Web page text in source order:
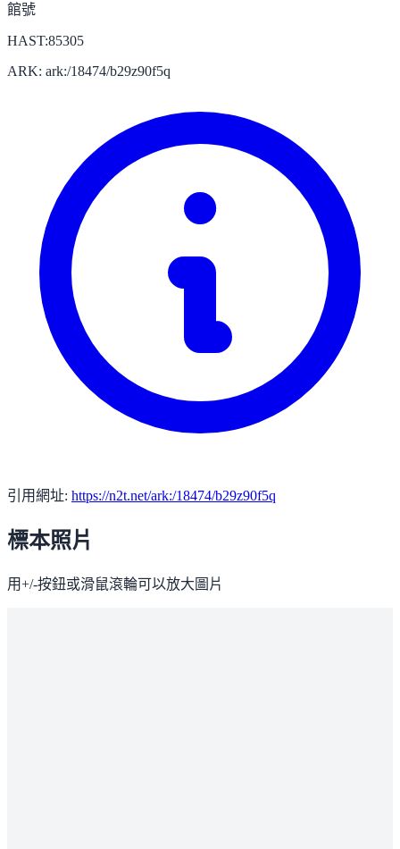
館號
HAST:85305
ARK: ark:/18474/b29z90f5q
引用網址: https://n2t.net/ark:/18474/b29z90f5q
標本照片
用+/-按鈕或滑鼠滾輪可以放大圖片